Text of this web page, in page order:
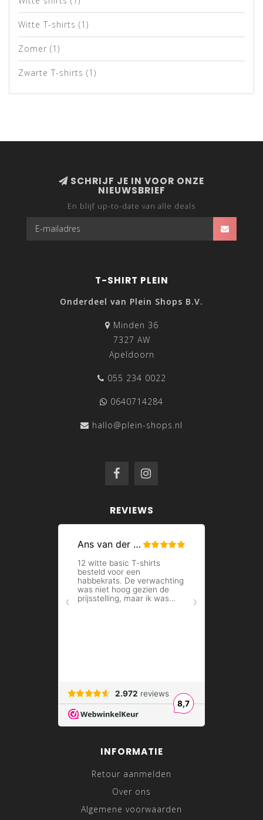
Witte T-shirts (1)
Zomer (1)
Zwarte T-shirts (1)
SCHRIJF JE IN VOOR ONZE
NIEUWSBRIEF
En blijf up-to-date van alle deals
T-SHIRT PLEIN
Onderdeel van Plein Shops B.V.
Minden 36
7327 AW
Apeldoorn
055 234 0022
0640714284
hallo@plein-shops.nl
REVIEWS
INFORMATIE
Retour aanmelden
Over ons
Algemene voorwaarden